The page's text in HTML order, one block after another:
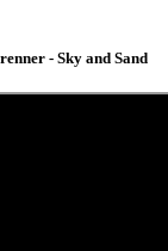
- Sky and Sand